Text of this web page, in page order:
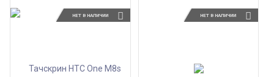
НЕТ В НАЛИЧИИ НЕТ В НАЛИЧИИ